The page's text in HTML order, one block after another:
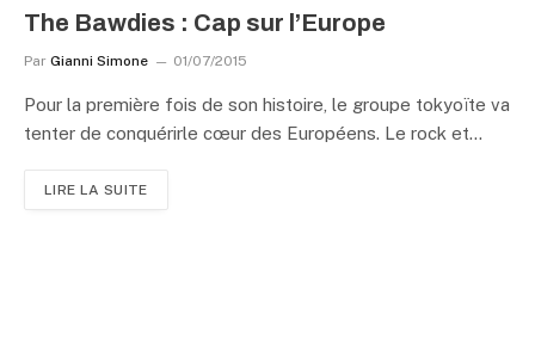
The Bawdies : Cap sur l’Europe
Par Gianni Simone 01/07/2015
Pour la première fois de son histoire, le groupe tokyoïte va
tenter de conquérirle cœur des Européens. Le rock et…
LIRE LA SUITE